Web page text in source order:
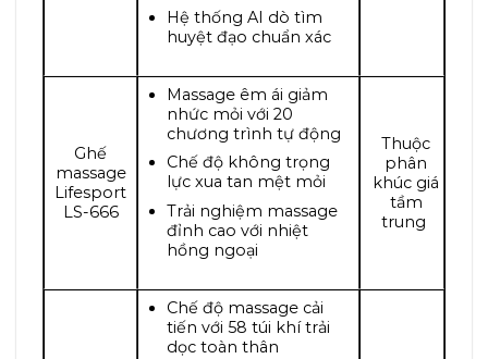
Hệ thống AI dò tìm
huyệt đạo chuẩn xác
Ghế
massage
Lifesport
LS-666
Massage êm ái giảm
nhức mỏi với 20
chương trình tự động
Chế độ không trọng
lực xua tan mệt mỏi
Trải nghiệm massage
đỉnh cao với nhiệt
hồng ngoại
Thuộc
phân
khúc giá
tầm
trung
Chế độ massage cải
tiến với 58 túi khí trải
dọc toàn thân